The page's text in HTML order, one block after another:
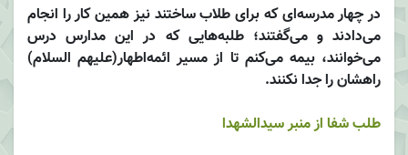
در چهار مدرسه‌ای که برای طلاب ساختند نیز همین کار را انجام
می‌دادند و می‌گفتند؛ طلبه‌هایی که در این مدارس درس
می‌خوانند، بیمه می‌کنم تا از مسیر ائمه‌اطهار‌(علیهم السلام)
راهشان را جدا نکنند.
طلب شفا از منبر سیدالشهدا